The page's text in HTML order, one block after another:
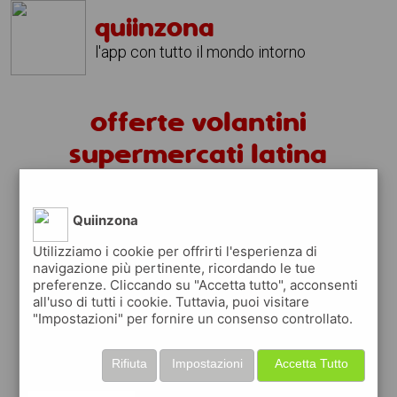
quiinzona
l'app con tutto il mondo intorno
offerte volantini
supermercati latina
sfogliagratisi volantinidei supermercati a
latinain modofaciledal tuo cellulare
grazie ai volantini nella città dilatina
Quiinzona
Utilizziamo i cookie per offrirti l'esperienza di
navigazione più pertinente, ricordando le tue
preferenze. Cliccando su "Accetta tutto", acconsenti
all'uso di tutti i cookie. Tuttavia, puoi visitare
"Impostazioni" per fornire un consenso controllato.
Accetta Tutto
Impostazioni
Rifiuta